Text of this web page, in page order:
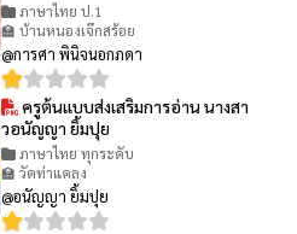
ภาษาไทย ป.1
🏫 บ้านหนองเจ๊กสร้อย
@การศา พินิจนอกภดา
ครูต้นแบบส่งเสริมการอ่าน นางสา
วอนัญญา ยิ้มปุย
ภาษาไทย ทุกระดับ
🏫 วัดท่าแคลง
@อนัญญา ยิ้มปุย